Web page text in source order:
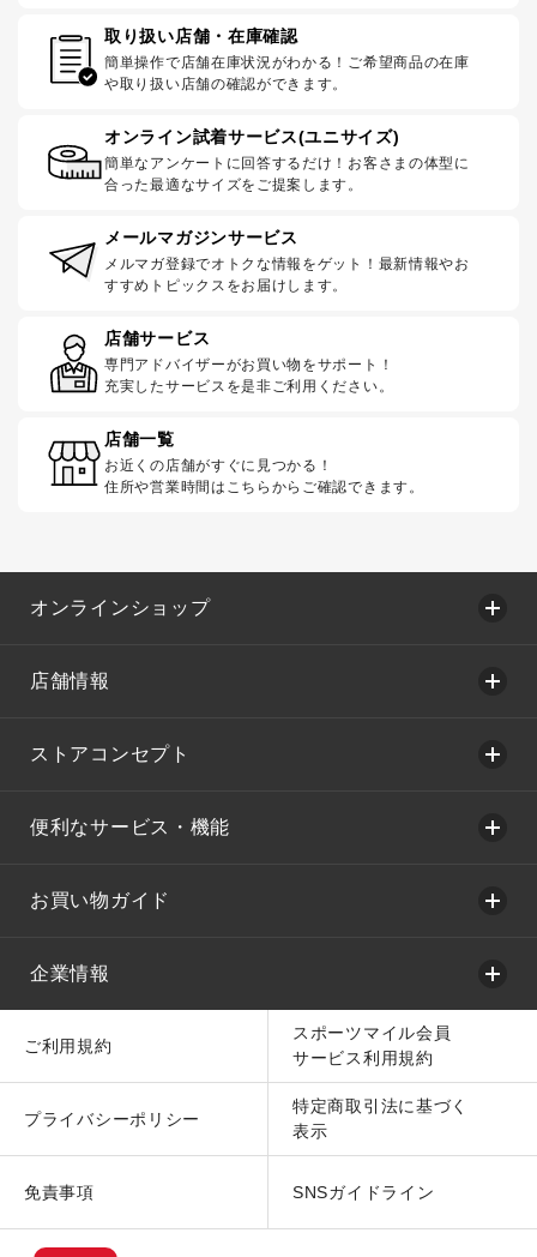
取り扱い店舗・在庫確認
簡単操作で店舗在庫状況がわかる！ご希望商品の在庫
や取り扱い店舗の確認ができます。
オンライン試着サービス(ユニサイズ)
簡単なアンケートに回答するだけ！お客さまの体型に
合った最適なサイズをご提案します。
メールマガジンサービス
メルマガ登録でオトクな情報をゲット！最新情報やお
すすめトピックスをお届けします。
店舗サービス
専門アドバイザーがお買い物をサポート！
充実したサービスを是非ご利用ください。
店舗一覧
お近くの店舗がすぐに見つかる！
住所や営業時間はこちらからご確認できます。
オンラインショップ
店舗情報
ストアコンセプト
便利なサービス・機能
お買い物ガイド
企業情報
ご利用規約
スポーツマイル会員
サービス利用規約
プライバシーポリシー
特定商取引法に基づく
表示
免責事項 SNSガイドライン